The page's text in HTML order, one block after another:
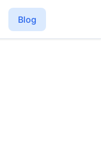
Blog